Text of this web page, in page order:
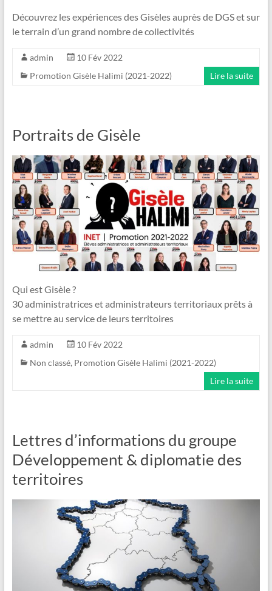
Découvrez les expériences des Gisèles auprès de DGS et sur
le terrain d’un grand nombre de collectivités
admin
10 Fév 2022
Promotion Gisèle Halimi (2021-2022)
Lire la suite
Portraits de Gisèle
Qui est Gisèle ?
30 administratrices et administrateurs territoriaux prêts à
se mettre au service de leurs territoires
admin
10 Fév 2022
Non classé, Promotion Gisèle Halimi (2021-2022)
Lire la suite
Lettres d’informations du groupe
Développement & diplomatie des
territoires